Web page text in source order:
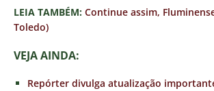
LEIA TAMBÉM: Continue assim,
Toledo)
VEJA AINDA:
Repórter divulga atualização